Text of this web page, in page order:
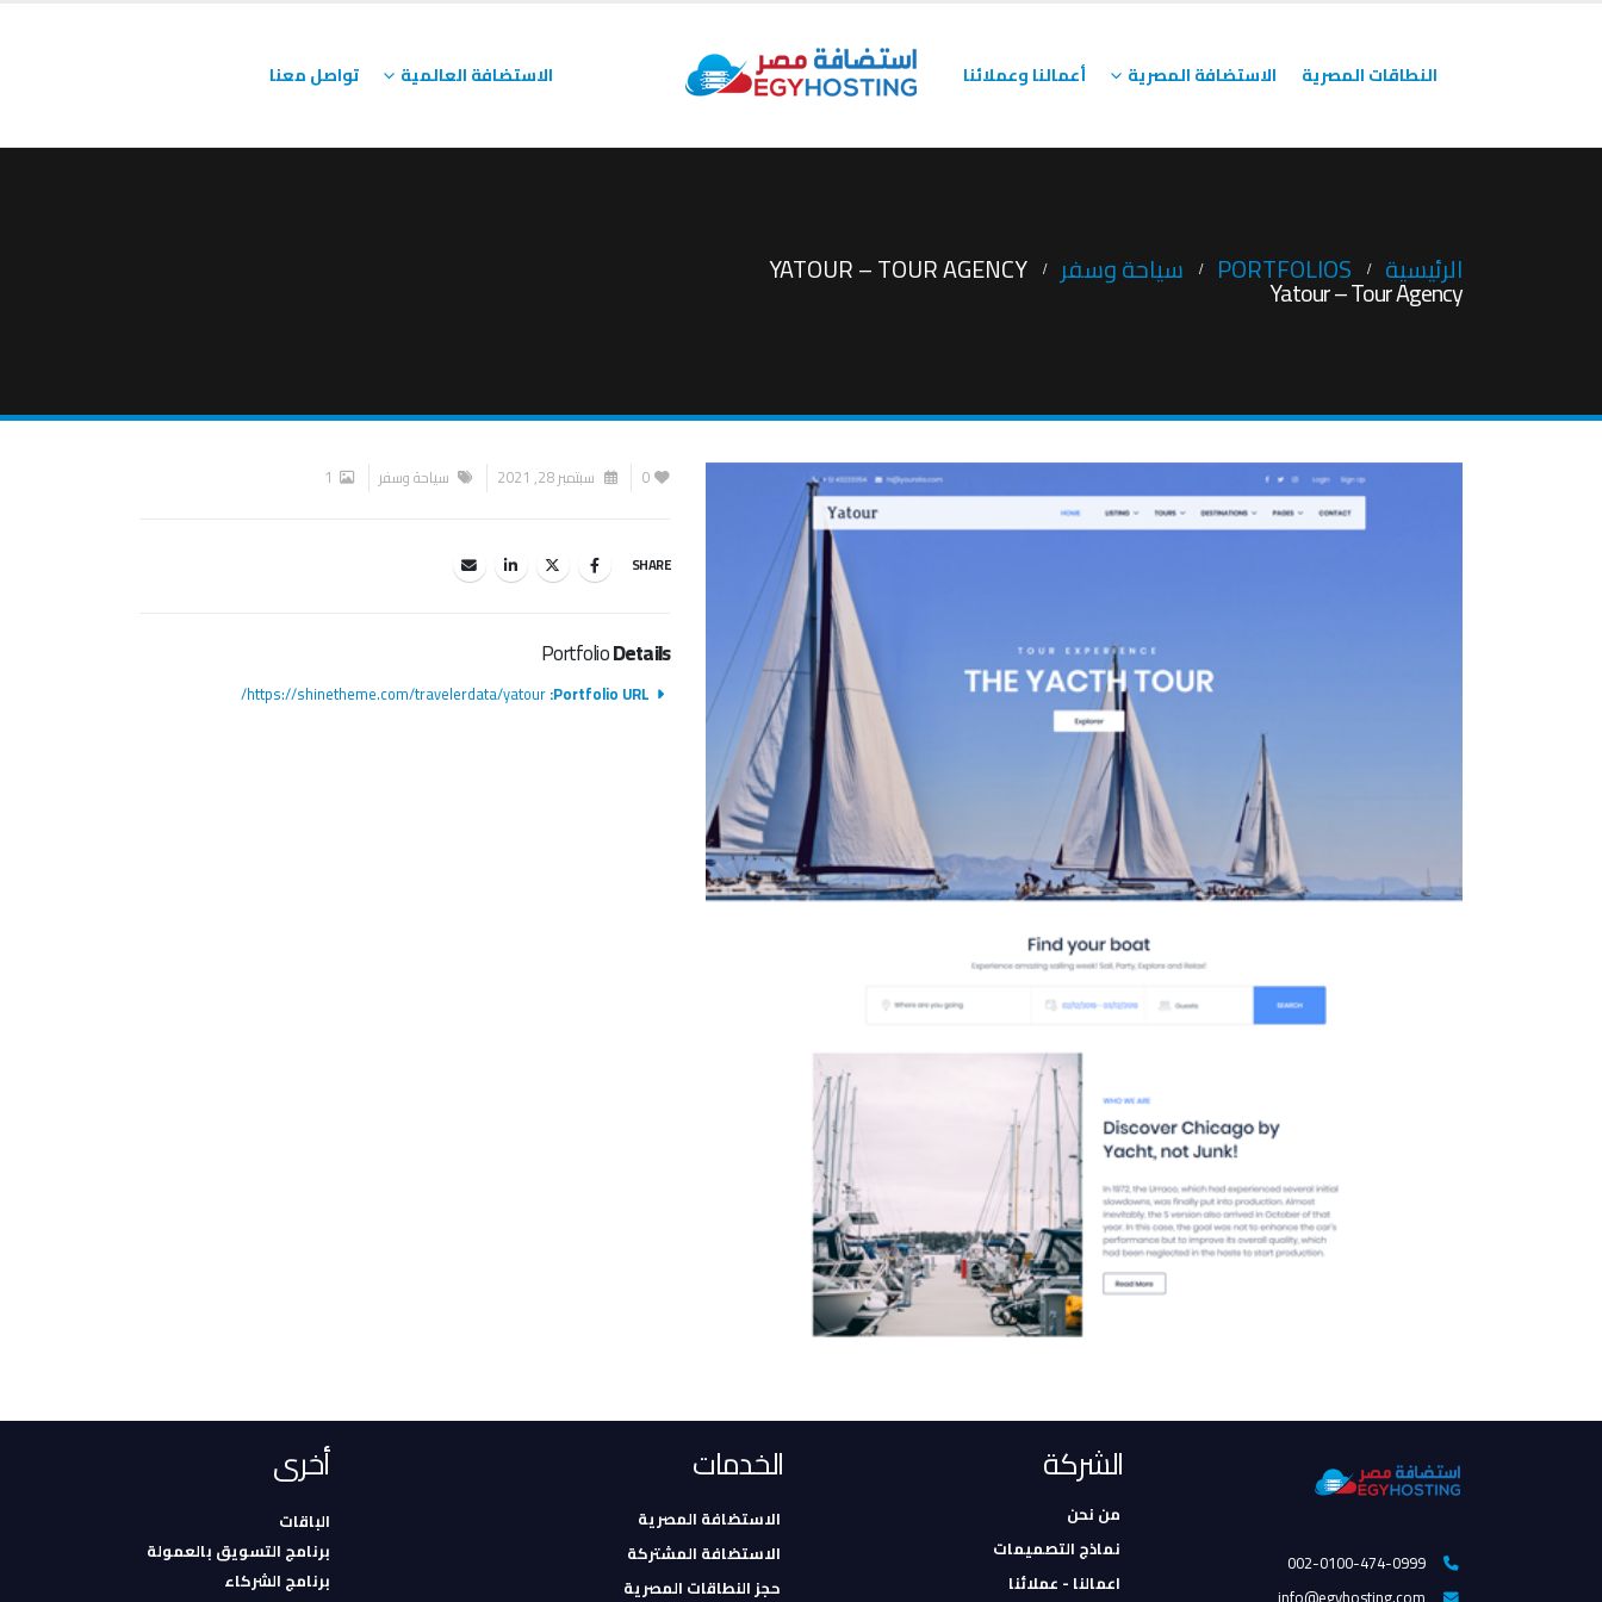
النطاقات المصرية الاستضافة المصرية أعمالنا وعملائنا الاستضافة العالمية تواصل معنا
الرئيسية PORTFOLIOS سياحة وسفر YATOUR – TOUR AGENCY
Yatour – Tour Agency
0 سبتمبر 28, 2021 سياحة وسفر
SHARE
PortfolioDetails
Portfolio URL:
https://shinetheme.com/travelerdata/yatour/
002-0100-474-0999
الشركة
من نحن
نماذج التصميمات
اعمالنا - عملائنا
الخدمات
الاستضافة المصرية
الاستضافة المشتركة
حجز النطاقات المصرية
أخرى
الباقات
برنامج التسويق بالعمولة
برنامج الشركاء